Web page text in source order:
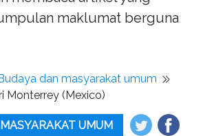
maklumat berguna
dan masyarakat umum
Monterrey (Mexico)
UMUM